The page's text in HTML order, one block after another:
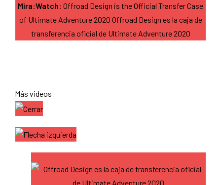
Mira:Watch: Offroad Design is the Official Transfer Case
of Ultimate Adventure 2020 Offroad Design es la caja de
transferencia oficial de Ultimate Adventure 2020
Más videos